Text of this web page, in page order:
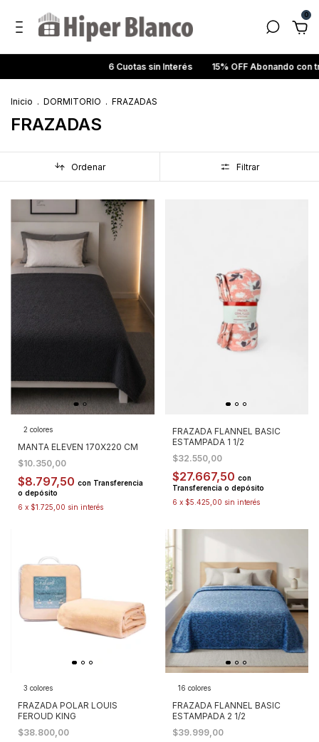
0
6 Cuotas sin Interés 15% OFF Abonando con transferencia
Inicio . DORMITORIO . FRAZADAS
FRAZADAS
Ordenar Filtrar
2 colores
MANTA ELEVEN 170X220 CM
$10.350,00
$8.797,50 con Transferencia
o depósito
6 x $1.725,00 sin interés
FRAZADA FLANNEL BASIC
ESTAMPADA 1 1/2
$32.550,00
$27.667,50 con
Transferencia o depósito
6 x $5.425,00 sin interés
3 colores
FRAZADA POLAR LOUIS
FEROUD KING
$38.800,00
16 colores
FRAZADA FLANNEL BASIC
ESTAMPADA 2 1/2
$39.999,00